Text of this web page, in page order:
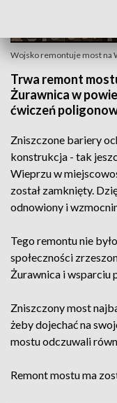
Wojsko remontuje most na
Trwa remont
Żurawnica w
ćwiczeń
Zniszczone bariery
konstrukcja - tak
Wieprzu w
został zamknięty.
odnowiony i
Tego remontu nie
społeczności
Żurawnica i wsparciu
Zniszczony most
żeby dojechać na
mostu odczuwali
Remont mostu ma